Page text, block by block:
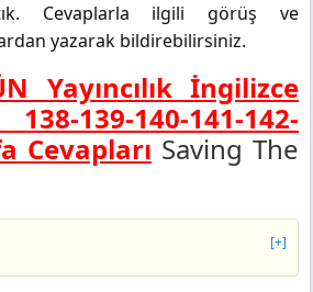
Cevaplarla ilgili görüş ve
yazarak bildirebilirsiniz.
Yayıncılık İngilizce
139-140-141-142-
Cevapları Saving The
[+]
Kitabı Sayfa 138 Cevapları